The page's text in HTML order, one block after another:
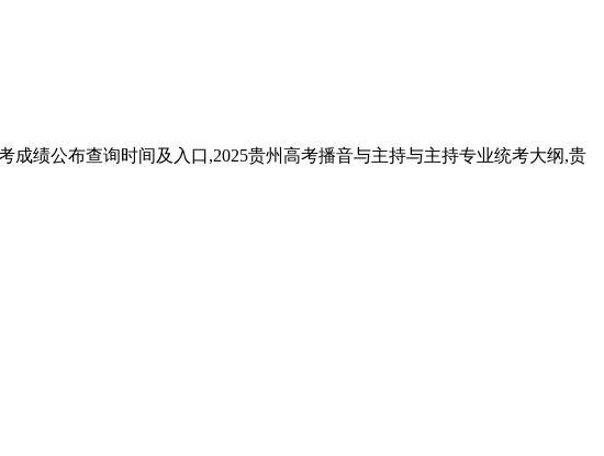
绩公布查询时间及入口,2025贵州高考播音与主持与主持专业统考大纲,贵